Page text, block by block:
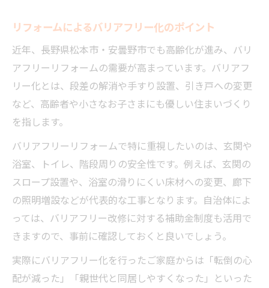
リフォームによるバリアフリー化のポイント
近年、長野県松本市・安曇野市でも高齢化が進み、バリ
アフリーリフォームの需要が高まっています。バリアフ
リー化とは、段差の解消や手すり設置、引き戸への変更
など、高齢者や小さなお子さまにも優しい住まいづくり
を指します。
バリアフリーリフォームで特に重視したいのは、玄関や
浴室、トイレ、階段周りの安全性です。例えば、玄関の
スロープ設置や、浴室の滑りにくい床材への変更、廊下
の照明増設などが代表的な工事となります。自治体によ
っては、バリアフリー改修に対する補助金制度も活用で
きますので、事前に確認しておくと良いでしょう。
実際にバリアフリー化を行ったご家庭からは「転倒の心
配が減った」「親世代と同居しやすくなった」といった